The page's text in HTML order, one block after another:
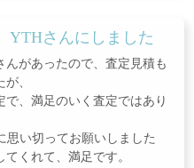
YTHさんにしました
んがあったので、査定見積も
、
で、満足のいく査定ではあり
思い切ってお願いしました
くれて、満足です。